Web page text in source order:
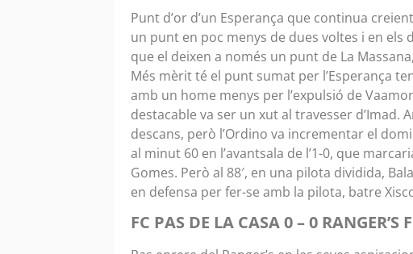
Punt d’or d’un Esperança que continua
un punt en poc menys de dues voltes i en
que el deixen a només un punt de La
Més mèrit té el punt sumat per l’Esperança
amb un home menys per l’expulsió de
destacable va ser un xut al travesser d’Imad.
descans, però l’Ordino va incrementar el
al minut 60 en l’avantsala de l’1-0, que
Gomes. Però al 88′, en una pilota dividida,
en defensa per fer-se amb la pilota, batre
FC PAS DE LA CASA 0 – 0 RANGER’S